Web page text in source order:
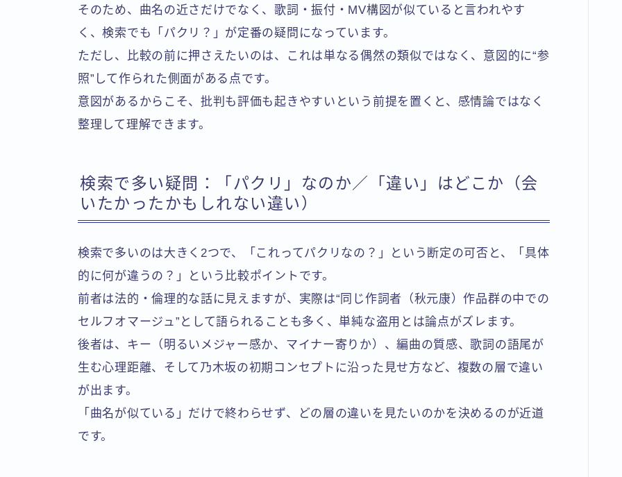
そのため、曲名の近さだけでなく、歌詞・振付・MV構図が似ていると言われやす
く、検索でも「パクリ？」が定番の疑問になっています。
ただし、比較の前に押さえたいのは、これは単なる偶然の類似ではなく、意図的に“参
照”して作られた側面がある点です。
意図があるからこそ、批判も評価も起きやすいという前提を置くと、感情論ではなく
整理して理解できます。
検索で多い疑問：「パクリ」なのか／「違い」はどこか（会
いたかったかもしれない違い）
検索で多いのは大きく2つで、「これってパクリなの？」という断定の可否と、「具体
的に何が違うの？」という比較ポイントです。
前者は法的・倫理的な話に見えますが、実際は“同じ作詞者（秋元康）作品群の中での
セルフオマージュ”として語られることも多く、単純な盗用とは論点がズレます。
後者は、キー（明るいメジャー感か、マイナー寄りか）、編曲の質感、歌詞の語尾が
生む心理距離、そして乃木坂の初期コンセプトに沿った見せ方など、複数の層で違い
が出ます。
「曲名が似ている」だけで終わらせず、どの層の違いを見たいのかを決めるのが近道
です。